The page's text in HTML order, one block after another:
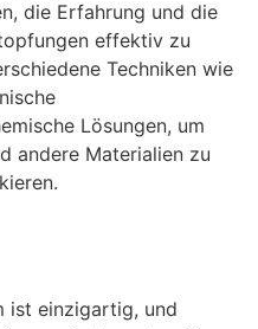
die Erfahrung und die
effektiv zu
Techniken wie
Lösungen, um
andere Materialien zu
ist einzigartig, und